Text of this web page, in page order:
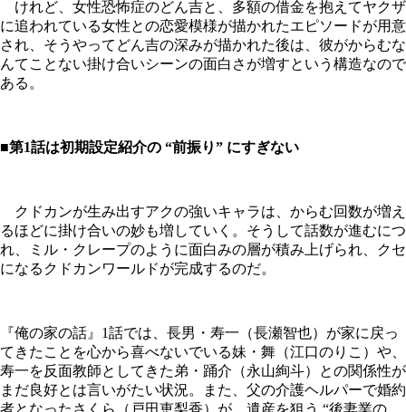
けれど、女性恐怖症のどん吉と、多額の借金を抱えてヤクザ
に追われている女性との恋愛模様が描かれたエピソードが用意
され、そうやってどん吉の深みが描かれた後は、彼がからむな
んてことない掛け合いシーンの面白さが増すという構造なので
ある。
■第1話は初期設定紹介の “前振り” にすぎない
クドカンが生み出すアクの強いキャラは、からむ回数が増え
るほどに掛け合いの妙も増していく。そうして話数が進むにつ
れ、ミル・クレープのように面白みの層が積み上げられ、クセ
になるクドカンワールドが完成するのだ。
『俺の家の話』1話では、長男・寿一（長瀬智也）が家に戻っ
てきたことを心から喜べないでいる妹・舞（江口のりこ）や、
寿一を反面教師としてきた弟・踊介（永山絢斗）との関係性が
まだ良好とは言いがたい状況。また、父の介護ヘルパーで婚約
者となったさくら（戸田恵梨香）が、遺産を狙う “後妻業の